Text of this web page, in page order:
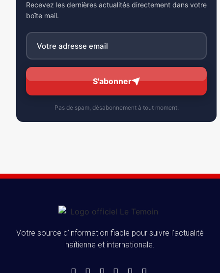
Recevez les dernières actualités directement dans votre
boîte mail.
S'abonner
Pas de spam, désabonnement à tout moment.
Votre source d’information fiable pour suivre l’actualité
haïtienne et internationale.